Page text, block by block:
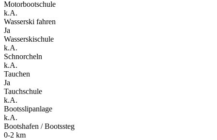
Motorbootschule
k.A.
Wasserski fahren
Ja
Wasserskischule
k.A.
Schnorcheln
k.A.
Tauchen
Ja
Tauchschule
k.A.
Bootsslipanlage
k.A.
Bootshafen / Bootssteg
0-2 km